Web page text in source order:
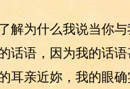
解为什么我说当你
话语，因为我的话
耳亲近妳，我的眼